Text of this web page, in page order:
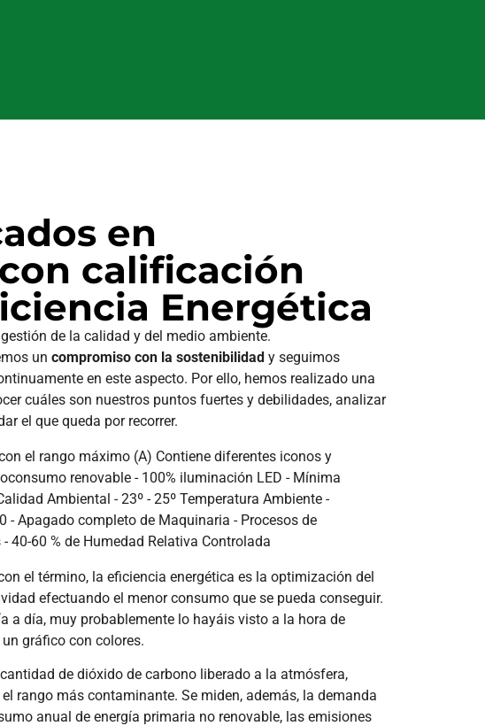
en
calificación
Energética
de la calidad y del medio ambiente.
un compromiso con la sostenibilidady seguimos
en este aspecto. Por ello, hemos realizado una
cuáles son nuestros puntos fuertes y debilidades, analizar
el que queda por recorrer.
el término, la eficiencia energética es la optimización del
efectuando el menor consumo que se pueda conseguir.
a día, muy probablemente lo hayáis visto a la hora de
gráfico con colores.
de dióxido de carbono liberado a la atmósfera,
el rango más contaminante. Se miden, además, la demanda
anual de energía primaria no renovable, las emisiones